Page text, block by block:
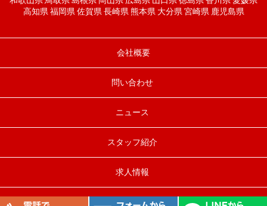
高知県 福岡県 佐賀県 長崎県 熊本県 大分県 宮崎県 鹿児島県
会社概要
問い合わせ
ニュース
スタッフ紹介
求人情報